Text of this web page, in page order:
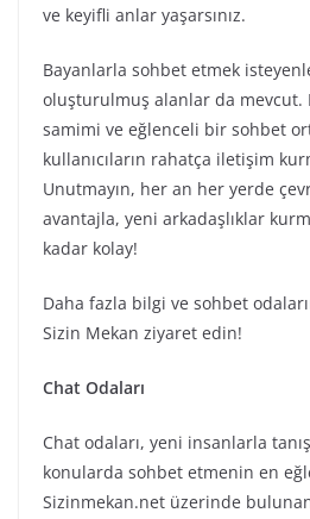
ve keyifli anlar yaşarsınız.
Bayanlarla sohbet etmek
oluşturulmuş alanlar da mevcut.
samimi ve eğlenceli bir sohbet
kullanıcıların rahatça iletişim
Unutmayın, her an her yerde
avantajla, yeni arkadaşlıklar
kadar kolay!
Daha fazla bilgi ve sohbet
Sizin Mekan ziyaret edin!
Chat Odaları
Chat odaları, yeni insanlarla
konularda sohbet etmenin en
Sizinmekan.net üzerinde